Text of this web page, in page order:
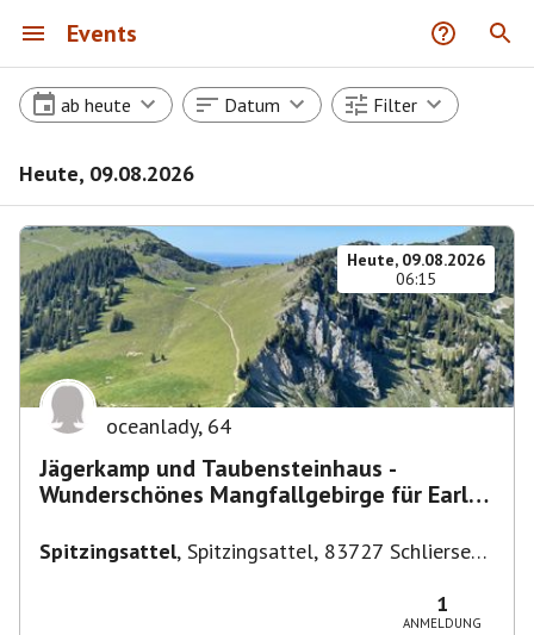
Events
ab heute Datum Filter
Heute, 09.08.2026
Heute, 09.08.2026
06:15
oceanlady, 64
Jägerkamp und Taubensteinhaus -
Wunderschönes Mangfallgebirge für Early
Spitzingsattel, Spitzingsattel, 83727 Schliersee,
1
ANMELDUNG